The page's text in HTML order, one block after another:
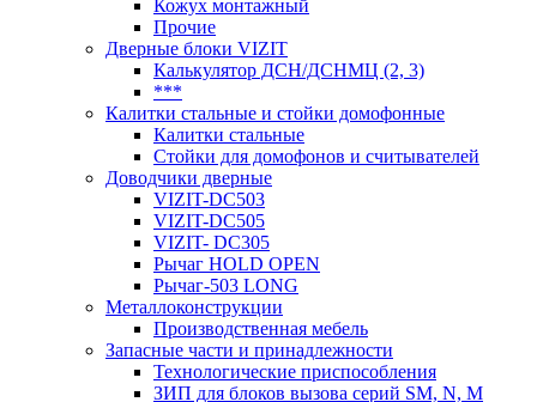
Кожух монтажный
Прочие
Дверные блоки VIZIT
Калькулятор ДСН/ДСНМЦ (2, 3)
***
Калитки стальные и стойки домофонные
Калитки стальные
Стойки для домофонов и считывателей
Доводчики дверные
VIZIT-DC503
VIZIT-DC505
VIZIT- DC305
Рычаг HOLD OPEN
Рычаг-503 LONG
Металлоконструкции
Производственная мебель
Запасные части и принадлежности
Технологические приспособления
ЗИП для блоков вызова серий SM, N, M